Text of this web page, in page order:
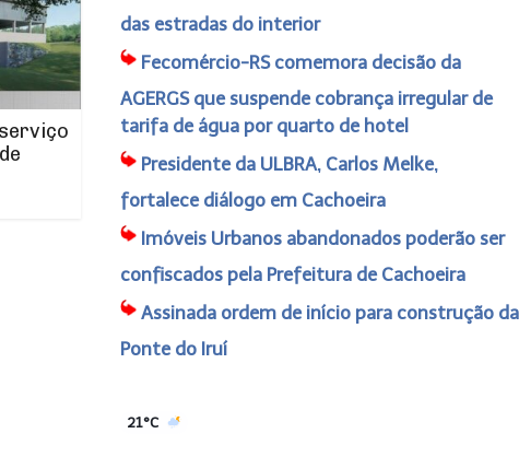
das estradas do interior
Fecomércio-RS comemora decisão da
AGERGS que suspende cobrança irregular de
tarifa de água por quarto de hotel
Presidente da ULBRA, Carlos Melke,
fortalece diálogo em Cachoeira
Imóveis Urbanos abandonados poderão ser
confiscados pela Prefeitura de Cachoeira
Assinada ordem de início para construção da
Ponte do Iruí
21°C